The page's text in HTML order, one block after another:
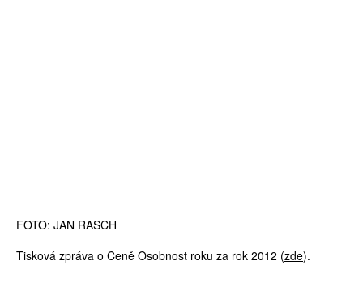
FOTO: JAN RASCH
Tisková zpráva o Ceně Osobnost roku za rok 2012 (zde).